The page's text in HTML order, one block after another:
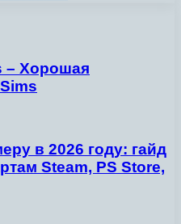
– Хорошая
в 2026 году: гайд
Steam, PS Store,